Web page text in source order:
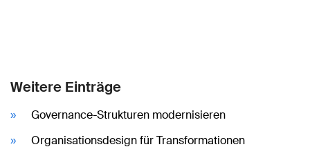
Weitere Einträge
Governance-Strukturen modernisieren
Organisationsdesign für Transformationen